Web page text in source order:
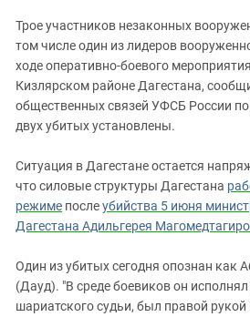
КАВКАЗ ЗА
Ингушетия
Кабардино-Балкария
Калмыкия
Карачаево-Черкесия
Нагорный Карабах
Российская Федерация
Северная Осетия - Алания
СКФО
Трое участников незаконных
том числе один из лидеров
ходе оперативно-боевого
Кизлярском районе Дагестана,
общественных связей УФСБ России
двух убитых установлены.
Ситуация в Дагестане остается
что силовые структуры Дагестана
режиме послеубийства 5 июня
Дагестана Адильгерея
Один из убитых сегодня опознан как
(Дауд). "В среде боевиков он
шариатского судьи, был правой